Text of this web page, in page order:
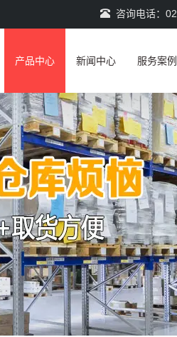
咨询电话：
产品中心 新闻中心 服务案例